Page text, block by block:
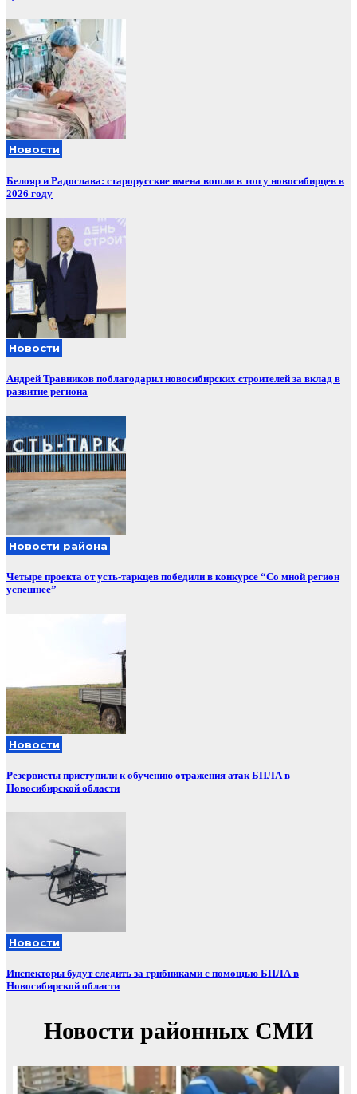
Новости
Белояр и Радослава: старорусские имена вошли в топ у новосибирцев в
2026 году
Новости
Андрей Травников поблагодарил новосибирских строителей за вклад в
развитие региона
Новости района
Четыре проекта от усть-таркцев победили в конкурсе “Со мной регион
успешнее”
Новости
Резервисты приступили к обучению отражения атак БПЛА в
Новосибирской области
Новости
Инспекторы будут следить за грибниками с помощью БПЛА в
Новосибирской области